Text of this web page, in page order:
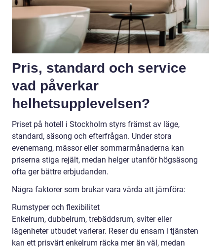
Pris, standard och service
vad påverkar
helhetsupplevelsen?
Priset på hotell i Stockholm styrs främst av läge,
standard, säsong och efterfrågan. Under stora
evenemang, mässor eller sommarmånaderna kan
priserna stiga rejält, medan helger utanför högsäsong
ofta ger bättre erbjudanden.
Några faktorer som brukar vara värda att jämföra:
Rumstyper och flexibilitet
Enkelrum, dubbelrum, trebäddsrum, sviter eller
lägenheter utbudet varierar. Reser du ensam i tjänsten
kan ett prisvärt enkelrum räcka mer än väl, medan